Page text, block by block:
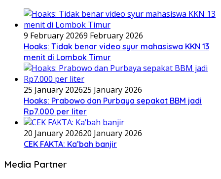
9 February 20269 February 2026
Hoaks: Tidak benar video syur mahasiswa KKN 13
menit di Lombok Timur
25 January 202625 January 2026
Hoaks: Prabowo dan Purbaya sepakat BBM jadi
Rp7.000 per liter
20 January 202620 January 2026
CEK FAKTA: Ka’bah banjir
Media Partner